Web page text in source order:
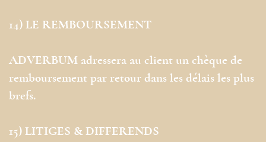
14) LE REMBOURSEMENT
ADVERBUM adressera au client un chèque de
remboursement par retour dans les délais les plus
brefs.
15) LITIGES & DIFFERENDS